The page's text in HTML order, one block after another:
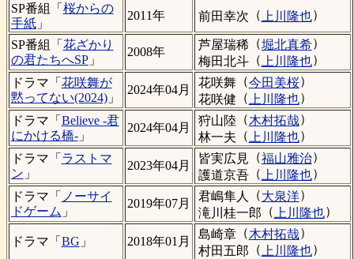
SP番組「 桜からの
手紙」
2011年 前田幸次 （ 上川隆也）
SP番組「 花ざかり
の君たちへSP」
2008年
芦屋瑞稀（堀北真希）
梅田北斗（ 上川隆也）
ドラマ「 花咲舞が
黙ってない(2024)」
2024年04月
花咲舞（今田美桜）
花咲健 （ 上川隆也）
ドラマ「 Believe -君
にかける橋-」
2024年04月
狩山陸（木村拓哉）
林一夫 （ 上川隆也）
ドラマ「 ラストマ
ン 」
2023年04月
皆実広見 （福山雅治）
護道京吾（ 上川隆也）
ドラマ「 ノーサイ
ドゲーム 」
2019年07月
君嶋隼人 （大泉洋）
滝川桂一郎 （ 上川隆也）
ドラマ「 BG 」 2018年01月
島崎章（木村拓哉）
村田五郎 （ 上川隆也）